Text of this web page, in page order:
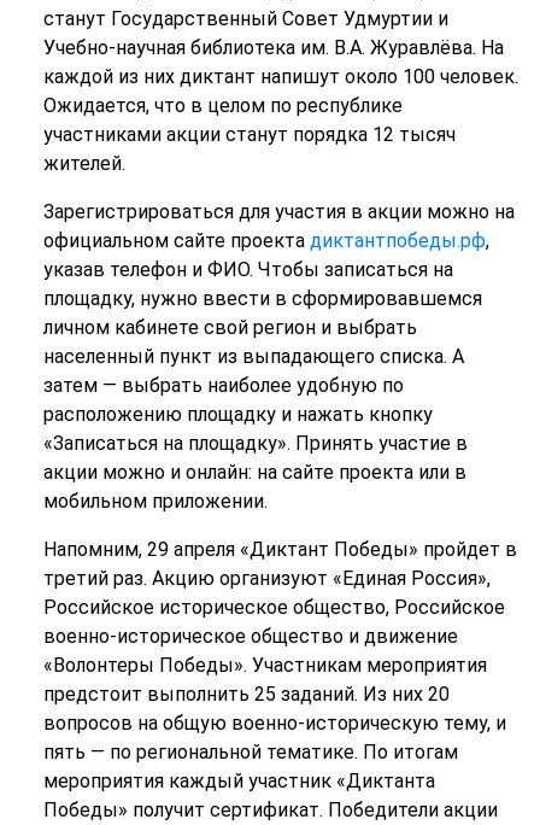
станут Государственный Совет Удмуртии и
Учебно-научная библиотека им. В.А. Журавлёва. На
каждой из них диктант напишут около 100 человек.
Ожидается, что в целом по республике
участниками акции станут порядка 12 тысяч
жителей.
Зарегистрироваться для участия в акции можно на
официальном сайте проекта диктантпобеды.рф,
указав телефон и ФИО. Чтобы записаться на
площадку, нужно ввести в сформировавшемся
личном кабинете свой регион и выбрать
населенный пункт из выпадающего списка. А
затем — выбрать наиболее удобную по
расположению площадку и нажать кнопку
«Записаться на площадку». Принять участие в
акции можно и онлайн: на сайте проекта или в
мобильном приложении.
Напомним, 29 апреля «Диктант Победы» пройдет в
третий раз. Акцию организуют «Единая Россия»,
Российское историческое общество, Российское
военно-историческое общество и движение
«Волонтеры Победы». Участникам мероприятия
предстоит выполнить 25 заданий. Из них 20
вопросов на общую военно-историческую тему, и
пять — по региональной тематике. По итогам
мероприятия каждый участник «Диктанта
Победы» получит сертификат. Победители акции